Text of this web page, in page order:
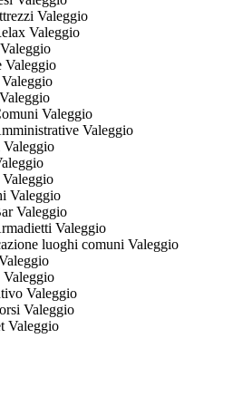
Valeggio
Valeggio
Valeggio
Valeggio
Valeggio
Valeggio
Valeggio
Valeggio
Valeggio
Valeggio
luoghi comuni Valeggio
Valeggio
Valeggio
Valeggio
Valeggio